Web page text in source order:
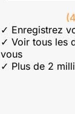
✓ Enregistrez
✓ Voir tous les
vous
✓ Plus de 2